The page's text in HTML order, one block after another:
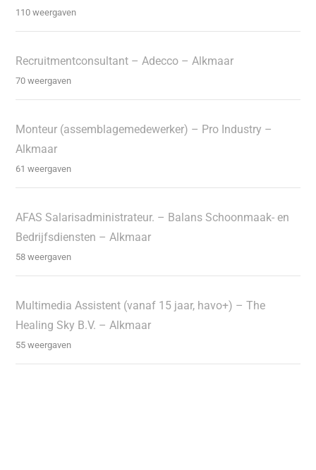
110 weergaven
Recruitmentconsultant – Adecco – Alkmaar
70 weergaven
Monteur (assemblagemedewerker) – Pro Industry –
Alkmaar
61 weergaven
AFAS Salarisadministrateur. – Balans Schoonmaak- en
Bedrijfsdiensten – Alkmaar
58 weergaven
Multimedia Assistent (vanaf 15 jaar, havo+) – The
Healing Sky B.V. – Alkmaar
55 weergaven